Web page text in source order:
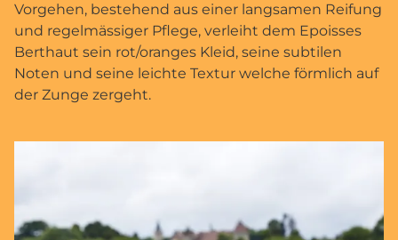
Vorgehen, bestehend aus einer langsamen Reifung
und regelmässiger Pflege, verleiht dem Epoisses
Berthaut sein rot/oranges Kleid, seine subtilen
Noten und seine leichte Textur welche förmlich auf
der Zunge zergeht.